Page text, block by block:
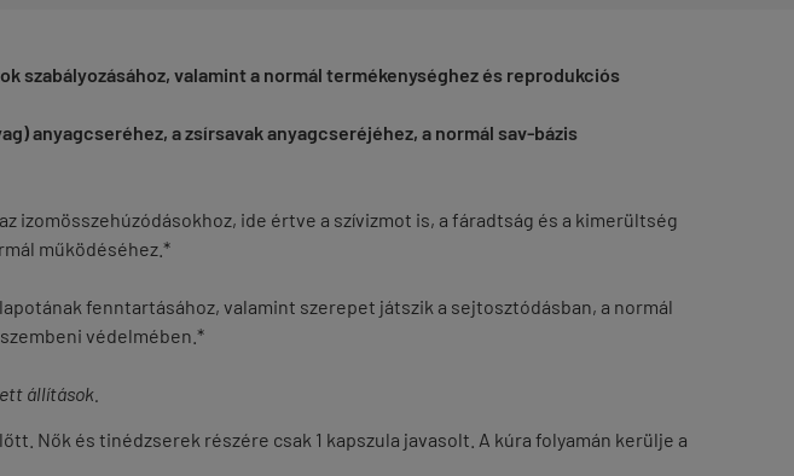
szabályozásához, valamint a normál termékenységhez és reprodukciós
anyagcseréhez, a zsírsavak anyagcseréjéhez, a normál sav-bázis
izomösszehúzódásokhoz, ide értve a szívizmot is, a fáradtság és a kimerültség
működéséhez.*
fenntartásához, valamint szerepet játszik a sejtosztódásban, a normál
védelmében.*
állítások.
Nők és tinédzserek részére csak 1 kapszula javasolt. A kúra folyamán kerülje a